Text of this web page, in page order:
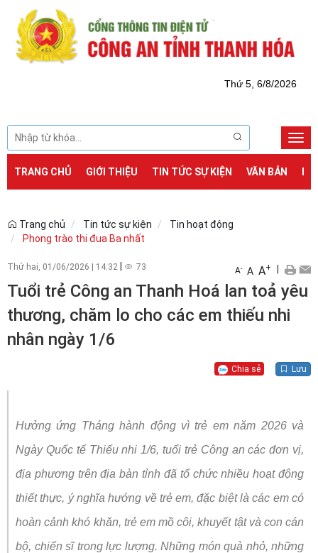
Thứ 5, 6/8/2026
TRANG CHỦ GIỚI THIỆU TIN TỨC SỰ KIỆN VĂN BẢN
Trang chủ Tin tức sự kiện
Tin hoạt động
Phong trào thi đua Ba nhất
Thứ hai, 01/06/2026 | 14:32 73 A- A A+
Tuổi trẻ Công an Thanh Hoá lan toả yêu
thương, chăm lo cho các em thiếu nhi
nhân ngày 1/6
Chia sẻ Lưu
Hưởng ứng Tháng hành động vì trẻ em năm 2026 và
Ngày Quốc tế Thiếu nhi 1/6, tuổi trẻ Công an các đơn vị,
địa phương trên địa bàn tỉnh đã tổ chức nhiều hoạt động
thiết thực, ý nghĩa hướng về trẻ em, đặc biệt là các em có
hoàn cảnh khó khăn, trẻ em mồ côi, khuyết tật và con cán
bộ, chiến sĩ trong lực lượng. Những món quà nhỏ, những